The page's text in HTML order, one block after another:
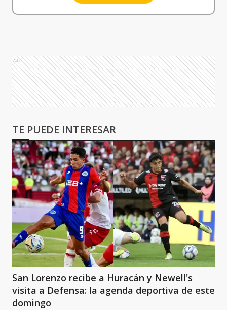
Ads
TE PUEDE INTERESAR
San Lorenzo recibe a Huracán y Newell's
visita a Defensa: la agenda deportiva de este
domingo